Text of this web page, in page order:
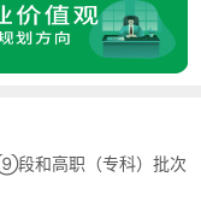
段和高职（专科）批次